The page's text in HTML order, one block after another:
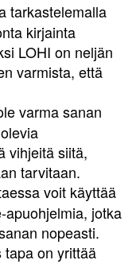
tarkastelemalla
kirjainta
LOHI on neljän
varmista, että
varma sanan
vihjeitä siitä,
tarvitaan.
voit käyttää
apuohjelmia, jotka
nopeasti.
tapa on yrittää